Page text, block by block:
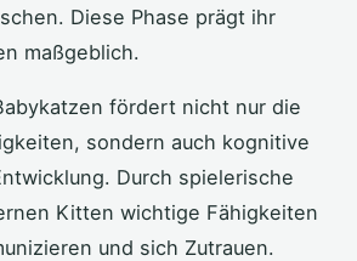
Diese Phase prägt ihr
maßgeblich.
fördert nicht nur die
sondern auch kognitive
Durch spielerische
Kitten wichtige Fähigkeiten
und sich Zutrauen.